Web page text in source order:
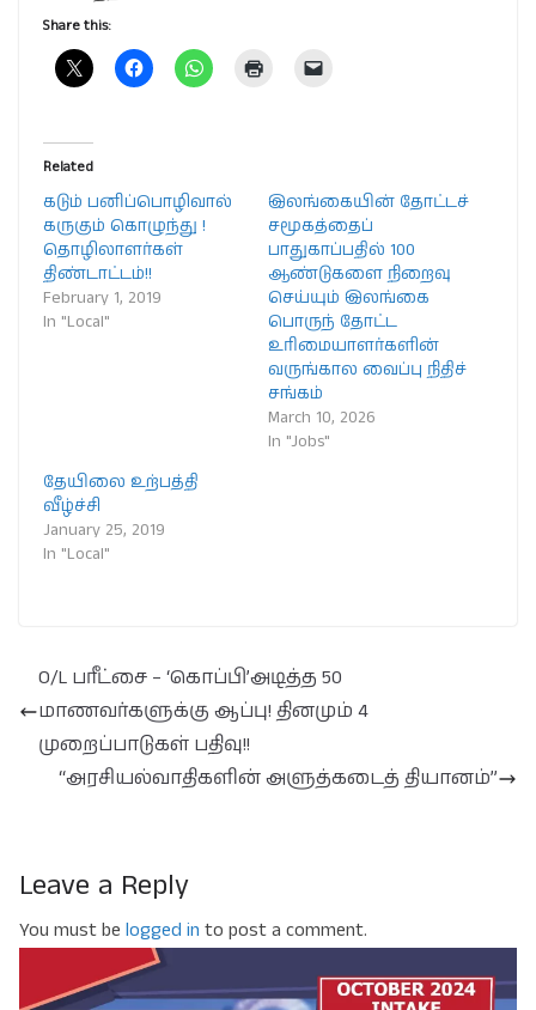
Share this:
Related
கடும் பனிப்பொழிவால்
கருகும் கொழுந்து !
தொழிலாளர்கள்
திண்டாட்டம்!!
February 1, 2019
In "Local"
இலங்கையின் தோட்டச்
சமூகத்தைப்
பாதுகாப்பதில் 100
ஆண்டுகளை நிறைவு
செய்யும் இலங்கை
பொருந் தோட்ட
உரிமையாளர்களின்
வருங்கால வைப்பு நிதிச்
சங்கம்
March 10, 2026
In "Jobs"
தேயிலை உற்பத்தி
வீழ்ச்சி
January 25, 2019
In "Local"
O/L பரீட்சை – ‘கொப்பி’அடித்த 50
மாணவர்களுக்கு ஆப்பு! தினமும் 4
முறைப்பாடுகள் பதிவு!!
“அரசியல்வாதிகளின் அளுத்கடைத் தியானம்”
Leave a Reply
You must be logged in to post a comment.